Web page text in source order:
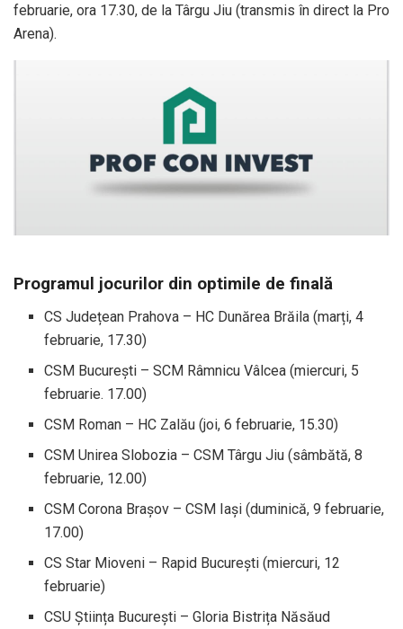
februarie, ora 17.30, de la Târgu Jiu (transmis în direct la Pro
Arena).
Programul jocurilor din optimile de finală
CS Județean Prahova – HC Dunărea Brăila (marți, 4
februarie, 17.30)
CSM București – SCM Râmnicu Vâlcea (miercuri, 5
februarie. 17.00)
CSM Roman – HC Zalău (joi, 6 februarie, 15.30)
CSM Unirea Slobozia – CSM Târgu Jiu (sâmbătă, 8
februarie, 12.00)
CSM Corona Brașov – CSM Iași (duminică, 9 februarie,
17.00)
CS Star Mioveni – Rapid București (miercuri, 12
februarie)
CSU Știința București – Gloria Bistrița Năsăud